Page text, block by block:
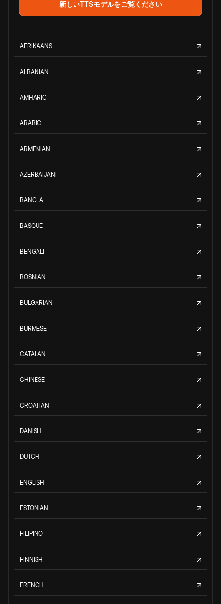
新しいTTSモデルをご覧ください
AFRIKAANS
ALBANIAN
AMHARIC
ARABIC
ARMENIAN
AZERBAIJANI
BANGLA
BASQUE
BENGALI
BOSNIAN
BULGARIAN
BURMESE
CATALAN
CHINESE
CROATIAN
DANISH
DUTCH
ENGLISH
ESTONIAN
FILIPINO
FINNISH
FRENCH